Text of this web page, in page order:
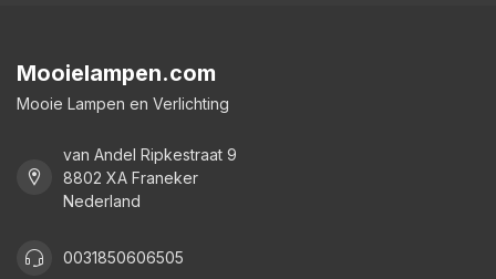
Mooielampen.com
Mooie Lampen en Verlichting
van Andel Ripkestraat 9
8802 XA Franeker
Nederland
0031850606505